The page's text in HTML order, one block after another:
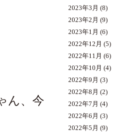
ん、今
2023年3月 (8)
2023年2月 (9)
2023年1月 (6)
2022年12月 (5)
2022年11月 (6)
2022年10月 (4)
2022年9月 (3)
2022年8月 (2)
2022年7月 (4)
2022年6月 (3)
2022年5月 (9)